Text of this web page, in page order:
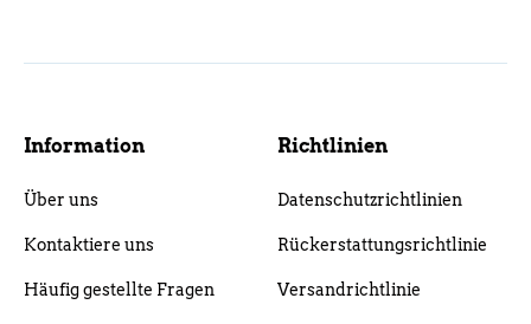
Information
Über uns
Kontaktiere uns
Häufig gestellte Fragen
Richtlinien
Datenschutzrichtlinien
Rückerstattungsrichtlinie
Versandrichtlinie